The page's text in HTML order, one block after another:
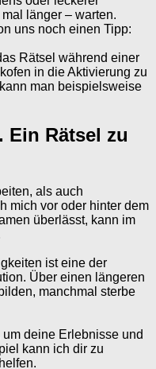
länger – warten.
uns noch einen Tipp:
Rätsel während einer
in die Aktivierung zu
man beispielsweise
Ein Rätsel zu
als auch
mich vor oder hinter dem
überlässt, kann im
ist eine der
Über einen längeren
manchmal sterbe
deine Erlebnisse und
kann ich dir zu